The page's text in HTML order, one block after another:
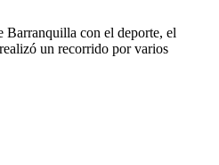
Barranquilla con el deporte, el
un recorrido por varios